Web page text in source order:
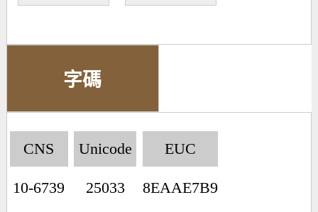
字碼
CNS
10-6739
Unicode
25033
EUC
8EAAE7B9